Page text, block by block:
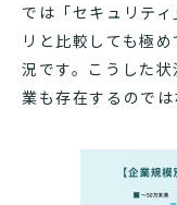
では「セキュリテ
リと比較しても極
況です。こうした
業も存在するのでは